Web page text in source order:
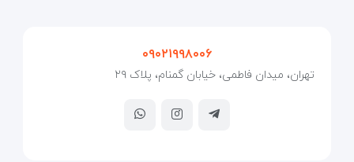
۰۹۰۲۱۹۹۸۰۰۶
تهران، میدان فاطمی، خیابان گمنام، پلاک ۲۹